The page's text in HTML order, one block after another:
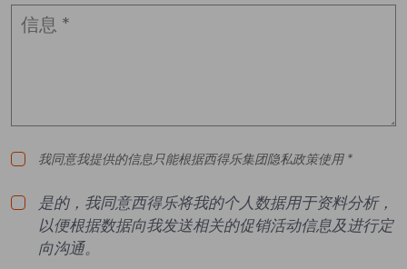
我同意我提供的信息只能根据西得乐集团隐私政策使用 *
是的，我同意西得乐将我的个人数据用于资料分析，
以便根据数据向我发送相关的促销活动信息及进行定
向沟通。